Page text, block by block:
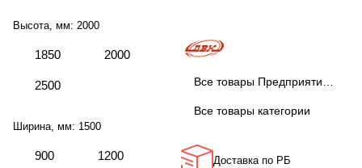
Высота, мм: 2000
1850 2000
2500
Ширина, мм: 1500
900 1200
Все товары Предприятие ДВК
Все товары категории
Доставка по РБ